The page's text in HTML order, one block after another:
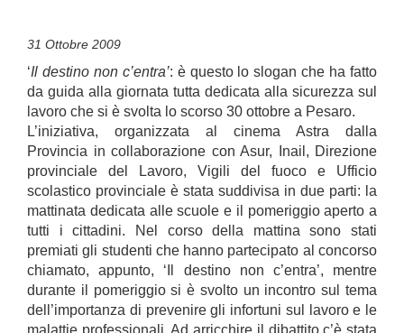
31 Ottobre 2009
‘Il destino non c’entra’: è questo lo slogan che ha fatto
da guida alla giornata tutta dedicata alla sicurezza sul
lavoro che si è svolta lo scorso 30 ottobre a Pesaro.
L’iniziativa, organizzata al cinema Astra dalla
Provincia in collaborazione con Asur, Inail, Direzione
provinciale del Lavoro, Vigili del fuoco e Ufficio
scolastico provinciale è stata suddivisa in due parti: la
mattinata dedicata alle scuole e il pomeriggio aperto a
tutti i cittadini. Nel corso della mattina sono stati
premiati gli studenti che hanno partecipato al concorso
chiamato, appunto, ‘Il destino non c’entra’, mentre
durante il pomeriggio si è svolto un incontro sul tema
dell’importanza di prevenire gli infortuni sul lavoro e le
malattie professionali. Ad arricchire il dibattito c’è stata